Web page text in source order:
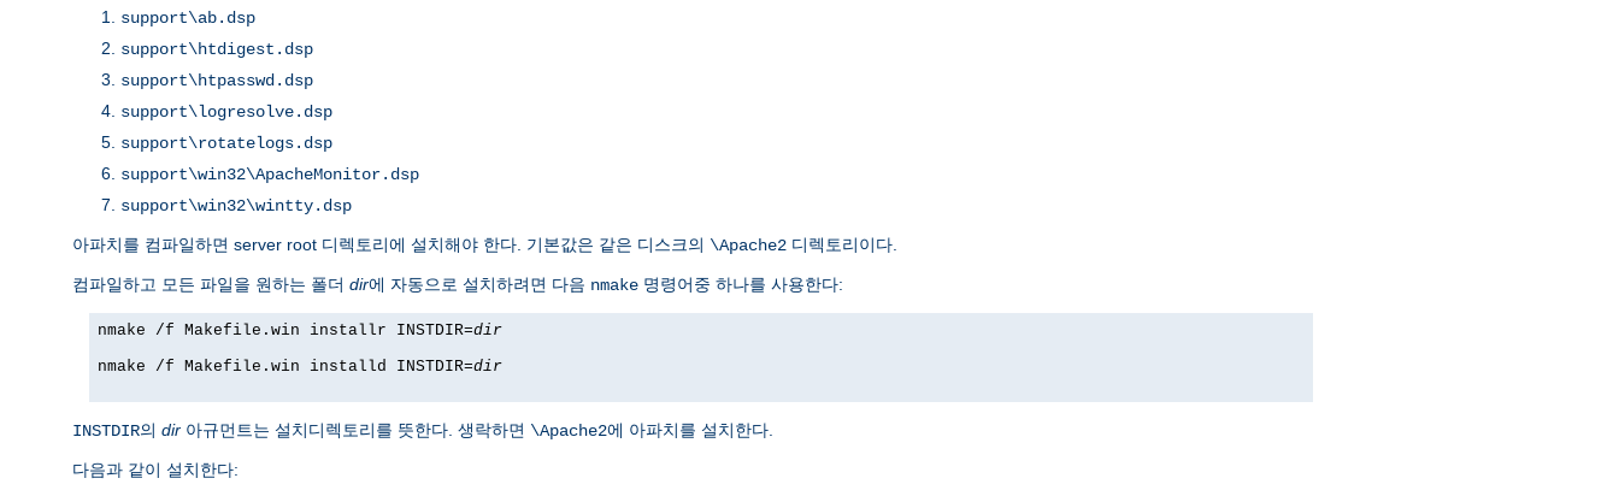
support\ab.dsp
support\htdigest.dsp
support\htpasswd.dsp
support\logresolve.dsp
support\rotatelogs.dsp
support\win32\ApacheMonitor.dsp
support\win32\wintty.dsp
아파치를 컴파일하면 server root 디렉토리에 설치해야 한다. 기본값은 같은 디스크의 \Apache2 디렉토리이다.
컴파일하고 모든 파일을 원하는 폴더 dir에 자동으로 설치하려면 다음 nmake 명령어중 하나를 사용한다:
nmake /f Makefile.win installr INSTDIR=dir
nmake /f Makefile.win installd INSTDIR=dir
INSTDIR의 dir 아규먼트는 설치디렉토리를 뜻한다. 생락하면 \Apache2에 아파치를 설치한다.
다음과 같이 설치한다: